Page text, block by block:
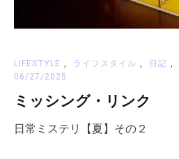
LIFESTYLE , ライフスタイル , 日記 ,
06/27/2025
ミッシング・リンク
日常ミステリ【夏】その２